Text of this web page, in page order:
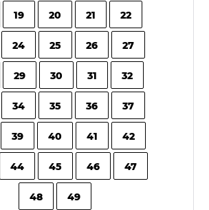
19 20 21 22
24 25 26 27
29 30 31 32
34 35 36 37
39 40 41 42
44 45 46 47
48 49